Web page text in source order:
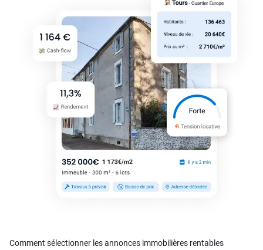
Comment sélectionner les annonces immobilières rentables